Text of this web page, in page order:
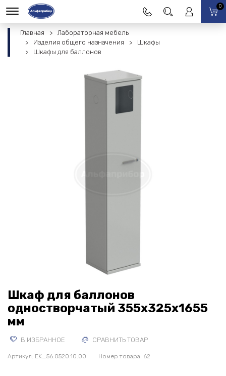
0
Главная
Лабораторная мебель
Изделия общего назначения
Шкафы
Шкафы для баллонов
Шкаф для баллонов
одностворчатый 355х325х1655
мм
В ИЗБРАННОЕ СРАВНИТЬ ТОВАР
Артикул: EK_56.0520.10.00 Номер товара: 62